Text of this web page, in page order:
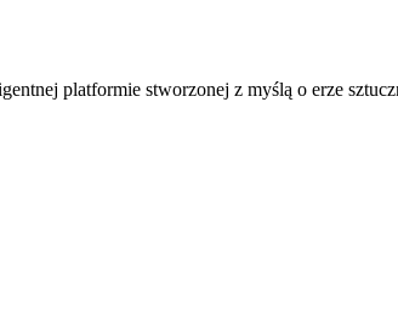
platformie stworzonej z myślą o erze